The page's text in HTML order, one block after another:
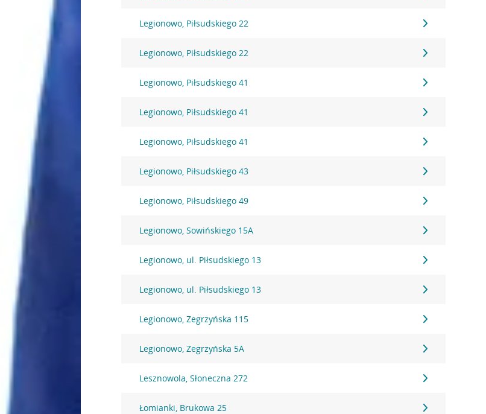
Legionowo, Piłsudskiego 22
Legionowo, Piłsudskiego 22
Legionowo, Piłsudskiego 41
Legionowo, Piłsudskiego 41
Legionowo, Piłsudskiego 41
Legionowo, Piłsudskiego 43
Legionowo, Piłsudskiego 49
Legionowo, Sowińskiego 15A
Legionowo, ul. Piłsudskiego 13
Legionowo, ul. Piłsudskiego 13
Legionowo, Zegrzyńska 115
Legionowo, Zegrzyńska 5A
Lesznowola, Słoneczna 272
Łomianki, Brukowa 25